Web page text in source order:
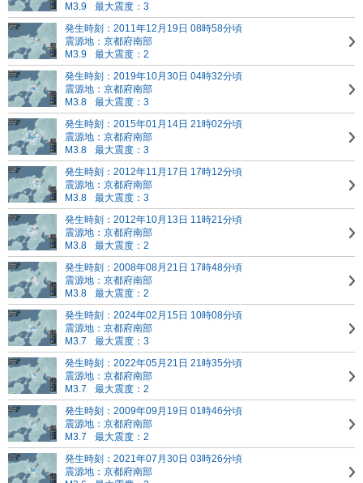
M3.9
最大震度：3
発生時刻：2011年12月19日 08時58分頃
震源地：京都府南部
M3.9
最大震度：2
発生時刻：2019年10月30日 04時32分頃
震源地：京都府南部
M3.8
最大震度：3
発生時刻：2015年01月14日 21時02分頃
震源地：京都府南部
M3.8
最大震度：3
発生時刻：2012年11月17日 17時12分頃
震源地：京都府南部
M3.8
最大震度：3
発生時刻：2012年10月13日 11時21分頃
震源地：京都府南部
M3.8
最大震度：2
発生時刻：2008年08月21日 17時48分頃
震源地：京都府南部
M3.8
最大震度：2
発生時刻：2024年02月15日 10時08分頃
震源地：京都府南部
M3.7
最大震度：3
発生時刻：2022年05月21日 21時35分頃
震源地：京都府南部
M3.7
最大震度：2
発生時刻：2009年09月19日 01時46分頃
震源地：京都府南部
M3.7
最大震度：2
発生時刻：2021年07月30日 03時26分頃
震源地：京都府南部